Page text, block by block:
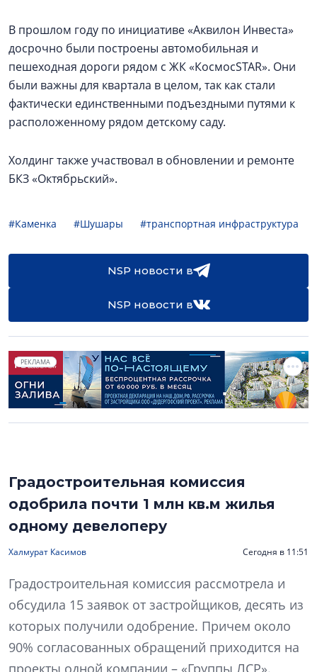
В прошлом году по инициативе «Аквилон Инвеста»
досрочно были построены автомобильная и
пешеходная дороги рядом с ЖК «КосмосSTAR». Они
были важны для квартала в целом, так как стали
фактически единственными подъездными путями к
расположенному рядом детскому саду.
Холдинг также участвовал в обновлении и ремонте
БКЗ «Октябрьский».
#Каменка #Шушары #транспортная инфраструктура
NSP новости в
NSP новости в
РЕКЛАМА
Градостроительная комиссия
одобрила почти 1 млн кв.м жилья
одному девелоперу
Халмурат Касимов Сегодня в 11:51
Градостроительная комиссия рассмотрела и
обсудила 15 заявок от застройщиков, десять из
которых получили одобрение. Причем около
90% согласованных обращений приходится на
проекты одной компании – «Группы ЛСР».